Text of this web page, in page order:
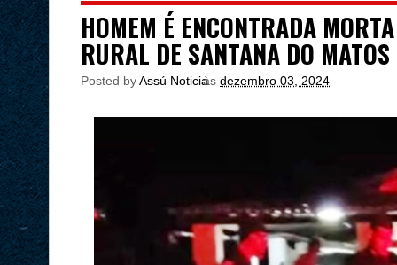
HOMEM É ENCONTRADA
RURAL DE SANTANA DO MATOS
Posted byAssú Noticia
às dezembro 03, 2024